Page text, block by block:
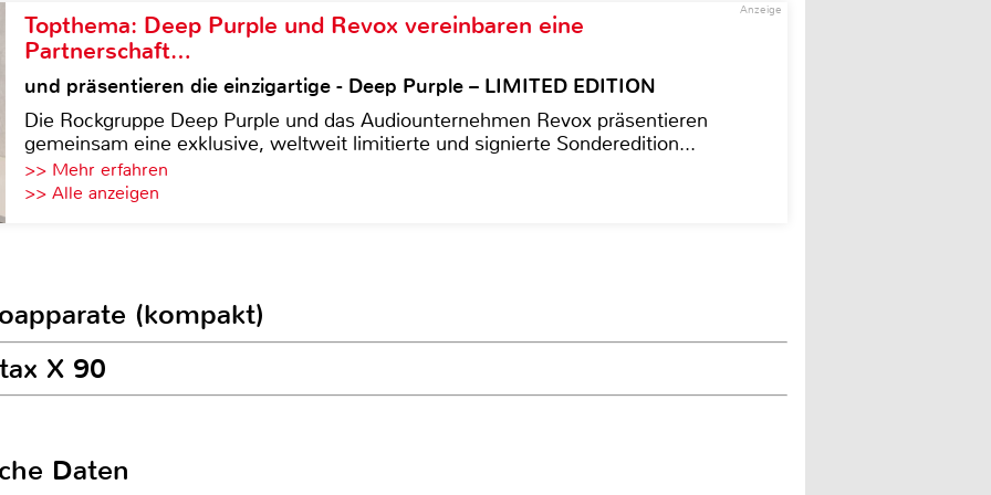
Anzeige
Topthema: Deep Purple und Revox vereinbaren eine
Partnerschaft…
und präsentieren die einzigartige - Deep Purple – LIMITED EDITION
Die Rockgruppe Deep Purple und das Audiounternehmen Revox präsentieren
gemeinsam eine exklusive, weltweit limitierte und signierte Sonderedition...
>> Mehr erfahren
>> Alle anzeigen
(kompakt)
X 90
Daten